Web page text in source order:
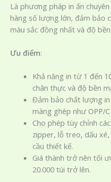
Là phương pháp in ấn
hàng số lượng lớn, đảm bảo
màu sắc đồng nhất và độ
Ưu điểm:
Khả năng in từ 1 đến
chân thực và độ bền
Đảm bảo chất lượng
màng ghép như OPP/
Cho phép tùy chỉnh
zipper, lỗ treo, dấu
cầu thiết kế.
Giá thành trở nên tối
20.000 túi trở lên.